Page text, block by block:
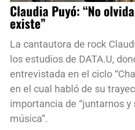
Claudia Puyó: “No
existe”
La cantautora de rock
los estudios de DATA.U,
entrevistada en el ciclo
en el cual habló de su
importancia de “juntarnos y
música”.